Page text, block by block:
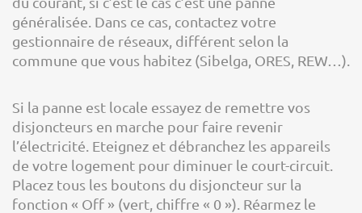
généralisée. Dans ce cas, contactez votre
gestionnaire de réseaux, différent selon la
commune que vous habitez (Sibelga, ORES, REW…).
Si la panne est locale essayez de remettre vos
disjoncteurs en marche pour faire revenir
l’électricité. Eteignez et débranchez les appareils
de votre logement pour diminuer le court-circuit.
Placez tous les boutons du disjoncteur sur la
fonction « Off » (vert, chiffre « 0 »). Réarmez le